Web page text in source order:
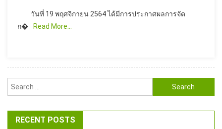
วันที่ 19 พฤศจิกายน 2564 ได้มีการประกาศผลการจัด
ก�
Read More…
Search
for:
RECENT POSTS